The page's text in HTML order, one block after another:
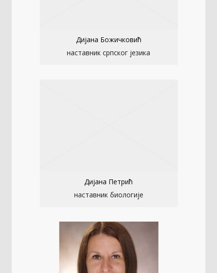
Дијана Божичковић
наставник српског језика
Дијана Петрић
наставник биологије